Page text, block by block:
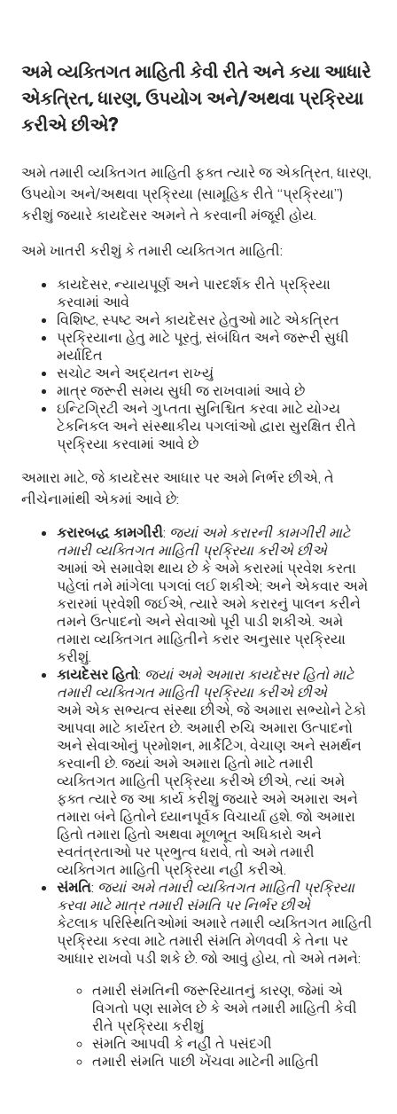
અમે વ્યક્તિગત માહિતી કેવી રીતે અને કયા આધારે
એકત્રિત, ધારણ, ઉપયોગ અને/અથવા પ્રક્રિયા
કરીએ છીએ?
અમે તમારી વ્યક્તિગત માહિતી ફક્ત ત્યારે જ એકત્રિત, ધારણ,
ઉપયોગ અને/અથવા પ્રક્રિયા (સામૂહિક રીતે “પ્રક્રિયા”)
કરીશું જ્યારે કાયદેસર અમને તે કરવાની મંજૂરી હોય.
અમે ખાતરી કરીશું કે તમારી વ્યક્તિગત માહિતી:
કાયદેસર, ન્યાયપૂર્ણ અને પારદર્શક રીતે પ્રક્રિયા
કરવામાં આવે
વિશિષ્ટ, સ્પષ્ટ અને કાયદેસર હેતુઓ માટે એકત્રિત
પ્રક્રિયાના હેતુ માટે પૂરતું, સંબંધિત અને જરૂરી સુધી
મર્યાદિત
સચોટ અને અદ્યતન રાખ્યું
માત્ર જરૂરી સમય સુધી જ રાખવામાં આવે છે
ઇન્ટિગ્રિટી અને ગુપ્તતા સુનિશ્ચિત કરવા માટે યોગ્ય
ટેકનિકલ અને સંસ્થાકીય પગલાંઓ દ્વારા સુરક્ષિત રીતે
પ્રક્રિયા કરવામાં આવે છે
અમારા માટે, જે કાયદેસર આધાર પર અમે નિર્ભર છીએ, તે
નીચેનામાંથી એકમાં આવે છે:
કરારબદ્ધ કામગીરી: જ્યાં અમે કરારની કામગીરી માટે
તમારી વ્યક્તિગત માહિતી પ્રક્રિયા કરીએ છીએ
આમાં એ સમાવેશ થાય છે કે અમે કરારમાં પ્રવેશ કરતા
પહેલાં તમે માંગેલા પગલાં લઈ શકીએ; અને એકવાર અમે
કરારમાં પ્રવેશી જઈએ, ત્યારે અમે કરારનું પાલન કરીને
તમને ઉત્પાદનો અને સેવાઓ પૂરી પાડી શકીએ. અમે
તમારા વ્યક્તિગત માહિતીને કરાર અનુસાર પ્રક્રિયા
કરીશું.
કાયદેસર હિતો: જ્યાં અમે અમારા કાયદેસર હિતો માટે
તમારી વ્યક્તિગત માહિતી પ્રક્રિયા કરીએ છીએ
અમે એક સભ્યત્વ સંસ્થા છીએ, જે અમારા સભ્યોને ટેકો
આપવા માટે કાર્યરત છે. અમારી રુચિ અમારા ઉત્પાદનો
અને સેવાઓનું પ્રમોશન, માર્કેટિંગ, વેચાણ અને સમર્થન
કરવાની છે. જ્યાં અમે અમારા હિતો માટે તમારી
વ્યક્તિગત માહિતી પ્રક્રિયા કરીએ છીએ, ત્યાં અમે
ફક્ત ત્યારે જ આ કાર્ય કરીશું જ્યારે અમે અમારા અને
તમારા બંને હિતોને ધ્યાનપૂર્વક વિચાર્યા હશે. જો અમારા
હિતો તમારા હિતો અથવા મૂળભૂત અધિકારો અને
સ્વતંત્રતાઓ પર પ્રભુત્વ ધરાવે, તો અમે તમારી
વ્યક્તિગત માહિતી પ્રક્રિયા નહીં કરીએ.
સંમતિ: જ્યાં અમે તમારી વ્યક્તિગત માહિતી પ્રક્રિયા
કરવા માટે માત્ર તમારી સંમતિ પર નિર્ભર છીએ
કેટલાક પરિસ્થિતિઓમાં અમારે તમારી વ્યક્તિગત માહિતી
પ્રક્રિયા કરવા માટે તમારી સંમતિ મેળવવી કે તેના પર
આધાર રાખવો પડી શકે છે. જો આવું હોય, તો અમે તમને:
તમારી સંમતિની જરૂરિયાતનું કારણ, જેમાં એ
વિગતો પણ સામેલ છે કે અમે તમારી માહિતી કેવી
રીતે પ્રક્રિયા કરીશું
સંમતિ આપવી કે નહીં તે પસંદગી
તમારી સંમતિ પાછી ખેંચવા માટેની માહિતી